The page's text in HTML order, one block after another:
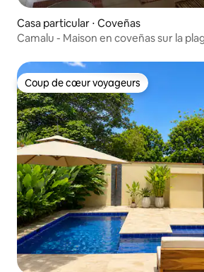
Casa particular ⋅ Coveñas
Camalu - Maison en coveñas sur la
Coup de cœur voyageurs
Coup de cœur voyageurs